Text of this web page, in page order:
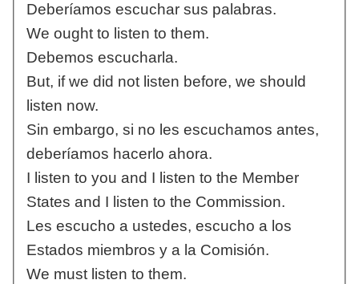
Deberíamos escuchar sus palabras.
We ought to listen to them.
Debemos escucharla.
But, if we did not listen before, we should
listen now.
Sin embargo, si no les escuchamos antes,
deberíamos hacerlo ahora.
I listen to you and I listen to the Member
States and I listen to the Commission.
Les escucho a ustedes, escucho a los
Estados miembros y a la Comisión.
We must listen to them.